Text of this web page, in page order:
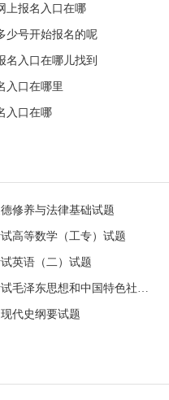
上报名入口在哪
少号开始报名的呢
名入口在哪儿找到
入口在哪里
入口在哪
修养与法律基础试题
高等数学（工专）试题
英语（二）试题
全国2024年4月高等教育自学考试毛泽东思想和中国特色社会主义理论体系概论试题
代史纲要试题